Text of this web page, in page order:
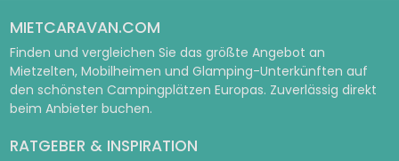
MIETCARAVAN.COM
Finden und vergleichen Sie das größte Angebot an
Mietzelten, Mobilheimen und Glamping-Unterkünften auf
den schönsten Campingplätzen Europas. Zuverlässig direkt
beim Anbieter buchen.
RATGEBER & INSPIRATION